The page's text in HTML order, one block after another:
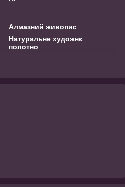
Алмазний живопис
Натуральне художнє
полотно